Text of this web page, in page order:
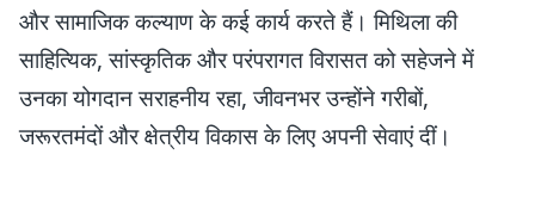
और सामाजिक कल्याण के कई कार्य करते हैं। मिथिला की
साहित्यिक, सांस्कृतिक और परंपरागत विरासत को सहेजने में
उनका योगदान सराहनीय रहा, जीवनभर उन्होंने गरीबों,
जरूरतमंदों और क्षेत्रीय विकास के लिए अपनी सेवाएं दीं।